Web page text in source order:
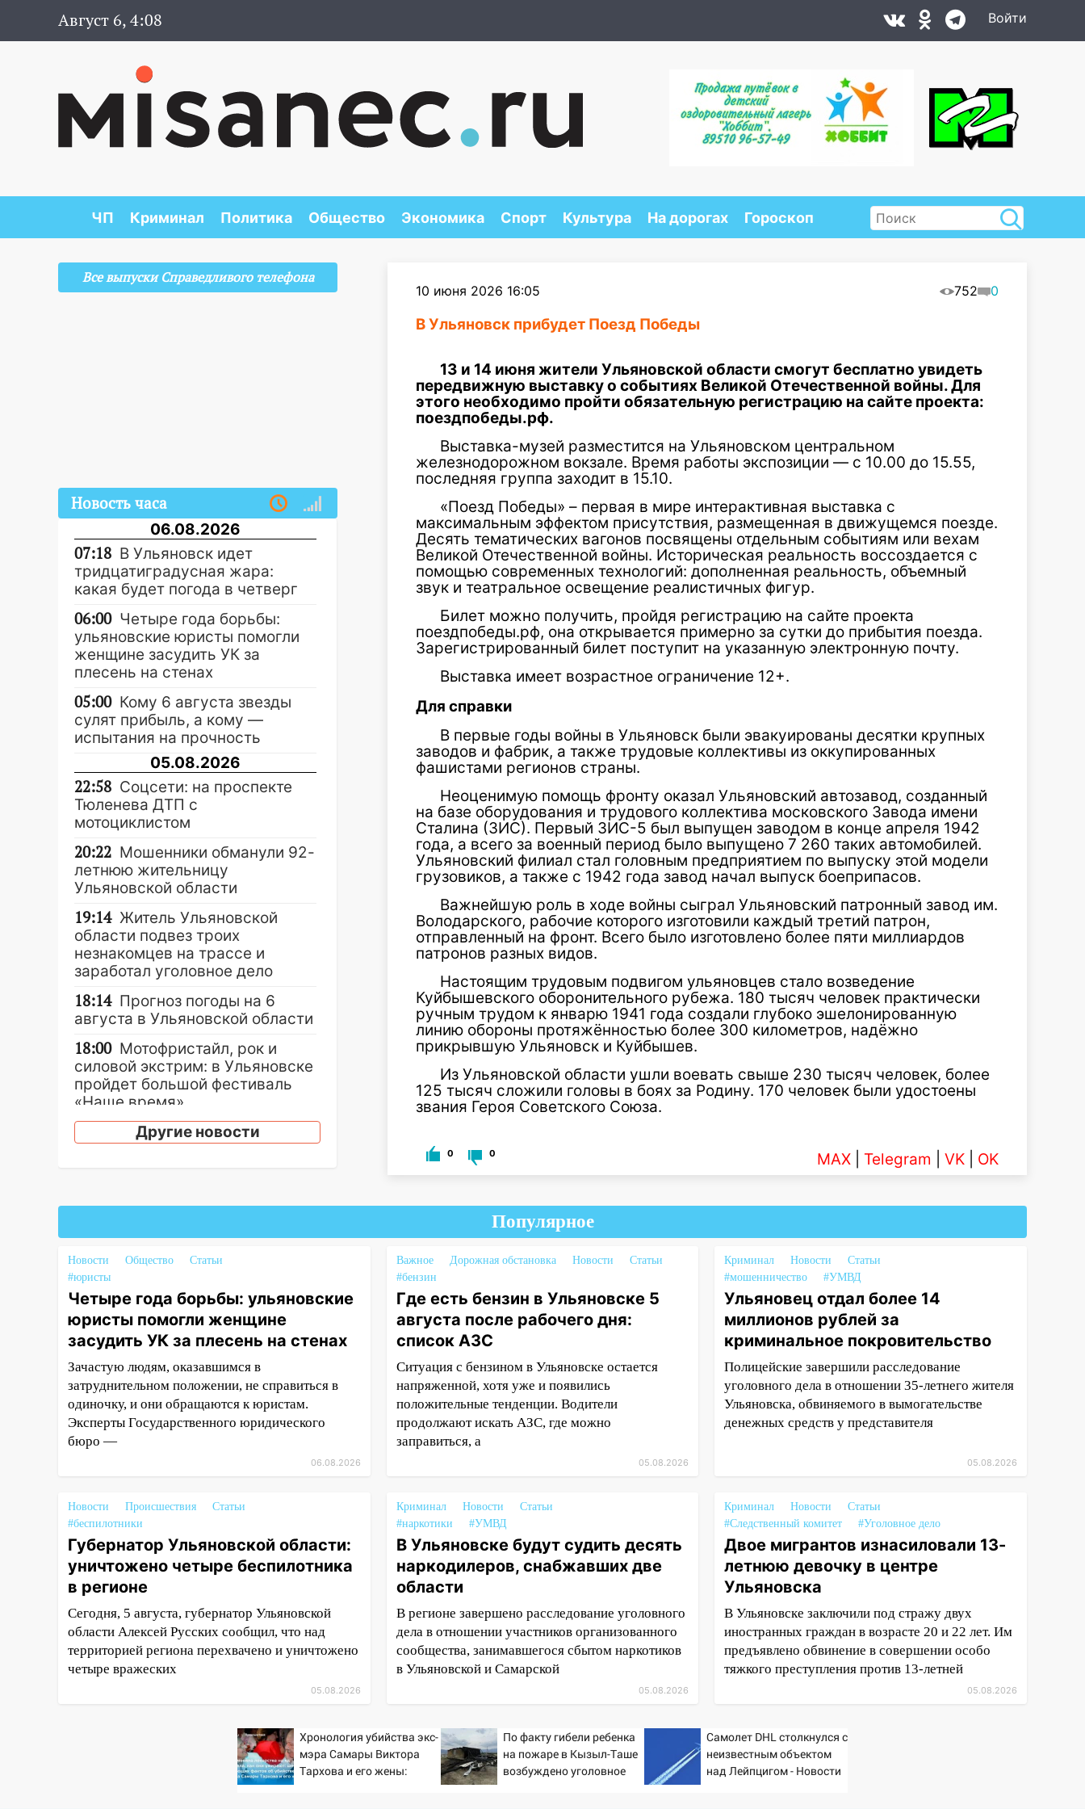
Август 6, 4:08 Войти
ЧП Криминал Политика Общество Экономика Спорт Культура На дорогах Гороскоп
10 июня 2026 16:05 752 0
В Ульяновск прибудет Поезд Победы
13 и 14 июня жители Ульяновской области смогут бесплатно увидеть
передвижную выставку о событиях Великой Отечественной войны. Для
этого необходимо пройти обязательную регистрацию на сайте проекта:
поездпобеды.рф.
Выставка-музей разместится на Ульяновском центральном
железнодорожном вокзале. Время работы экспозиции — с 10.00 до 15.55,
последняя группа заходит в 15.10.
«Поезд Победы» – первая в мире интерактивная выставка с
максимальным эффектом присутствия, размещенная в движущемся поезде.
Десять тематических вагонов посвящены отдельным событиям или вехам
Великой Отечественной войны. Историческая реальность воссоздается с
помощью современных технологий: дополненная реальность, объемный
звук и театральное освещение реалистичных фигур.
Билет можно получить, пройдя регистрацию на сайте проекта
поездпобеды.рф, она открывается примерно за сутки до прибытия поезда.
Зарегистрированный билет поступит на указанную электронную почту.
Выставка имеет возрастное ограничение 12+.
Для справки
В первые годы войны в Ульяновск были эвакуированы десятки крупных
заводов и фабрик, а также трудовые коллективы из оккупированных
фашистами регионов страны.
Неоценимую помощь фронту оказал Ульяновский автозавод, созданный
на базе оборудования и трудового коллектива московского Завода имени
Сталина (ЗИС). Первый ЗИС-5 был выпущен заводом в конце апреля 1942
года, а всего за военный период было выпущено 7 260 таких автомобилей.
Ульяновский филиал стал головным предприятием по выпуску этой модели
грузовиков, а также с 1942 года завод начал выпуск боеприпасов.
Важнейшую роль в ходе войны сыграл Ульяновский патронный завод им.
Володарского, рабочие которого изготовили каждый третий патрон,
отправленный на фронт. Всего было изготовлено более пяти миллиардов
патронов разных видов.
Настоящим трудовым подвигом ульяновцев стало возведение
Куйбышевского оборонительного рубежа. 180 тысяч человек практически
ручным трудом к январю 1941 года создали глубоко эшелонированную
линию обороны протяжённостью более 300 километров, надёжно
прикрывшую Ульяновск и Куйбышев.
Из Ульяновской области ушли воевать свыше 230 тысяч человек, более
125 тысяч сложили головы в боях за Родину. 170 человек были удостоены
звания Героя Советского Союза.
0 0 MAX Telegram VK OK
Все выпуски Справедливого телефона
Новость часа
06.08.2026
07:18 В Ульяновск идет
тридцатиградусная жара:
какая будет погода в четверг
06:00 Четыре года борьбы:
ульяновские юристы помогли
женщине засудить УК за
плесень на стенах
05:00 Кому 6 августа звезды
сулят прибыль, а кому —
испытания на прочность
05.08.2026
22:58 Соцсети: на проспекте
Тюленева ДТП с
мотоциклистом
20:22 Мошенники обманули 92-
летнюю жительницу
Ульяновской области
19:14 Житель Ульяновской
области подвез троих
незнакомцев на трассе и
заработал уголовное дело
18:14 Прогноз погоды на 6
августа в Ульяновской области
18:00 Мотофристайл, рок и
силовой экстрим: в Ульяновске
пройдет большой фестиваль
«Наше время»
Где есть бензин в
Ульяновске 5 августа после
16:12
в Вешкайме посиделки с
судимым знакомым
закончились для женщины
больницей
16:06 18-летняя девушка без
прав перевернулась на мопеде
и попала в больницу
15:59
покровительство
15:32 На «кольце» кроссовер
сбил 18-летнего мопедиста
15:00 В Ульяновске после
тройного ДТП
госпитализировали 25-летнего
байкера
14:32 На Ульяновскую область
надвигается жара
«зебре»: подробности
Другие новости
Популярное
Новости Общество
Статьи
#юристы
Четыре года борьбы: ульяновские
юристы помогли женщине
засудить УК за плесень на стенах
Зачастую людям, оказавшимся в
затруднительном положении, не справиться в
одиночку, и они обращаются к юристам.
Эксперты Государственного юридического
бюро —
06.08.2026
Важное Дорожная обстановка Новости
Статьи
#бензин
Где есть бензин в Ульяновске 5
августа после рабочего дня:
список АЗС
Ситуация с бензином в Ульяновске остается
напряженной, хотя уже и появились
положительные тенденции. Водители
продолжают искать АЗС, где можно
заправиться, а
05.08.2026
Криминал Новости
Статьи
#мошенничество
#УМВД
Ульяновец отдал более 14
миллионов рублей за
криминальное покровительство
Полицейские завершили расследование
уголовного дела в отношении 35-летнего жителя
Ульяновска, обвиняемого в вымогательстве
денежных средств у представителя
05.08.2026
Новости Происшествия
Статьи
#беспилотники
Губернатор Ульяновской области:
уничтожено четыре беспилотника
в регионе
Сегодня, 5 августа, губернатор Ульяновской
области Алексей Русских сообщил, что над
территорией региона перехвачено и уничтожено
четыре вражеских
05.08.2026
Криминал Новости
Статьи
#наркотики
#УМВД
В Ульяновске будут судить десять
наркодилеров, снабжавших две
области
В регионе завершено расследование уголовного
дела в отношении участников организованного
сообщества, занимавшегося сбытом наркотиков
в Ульяновской и Самарской
05.08.2026
Криминал Новости
Статьи
#Следственный комитет
#Уголовное дело
Двое мигрантов изнасиловали 13-
летнюю девочку в центре
Ульяновска
В Ульяновске заключили под стражу двух
иностранных граждан в возрасте 20 и 22 лет. Им
предъявлено обвинение в совершении особо
тяжкого преступления против 13-летней
05.08.2026
Хронология убийства экс-
мэра Самары Виктора
Тархова и его жены:
По факту гибели ребенка
на пожаре в Кызыл-Таше
возбуждено уголовное
Самолет DHL столкнулся с
неизвестным объектом
над Лейпцигом - Новости